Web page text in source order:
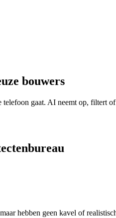
bouwers
telefoon gaat. AI neemt op, filtert
hebben geen kavel of